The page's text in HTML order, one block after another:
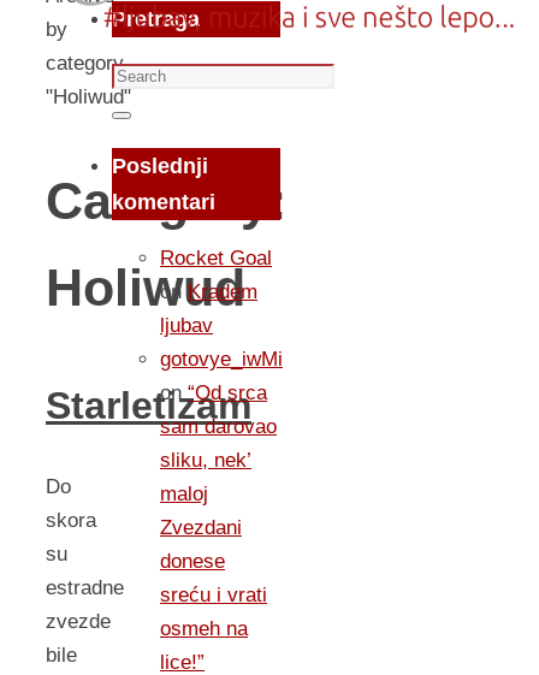
by
category
"Holiwud"
Category:
Holiwud
Starletizam
Do
skora
su
estradne
zvezde
bile
Pretraga
Search
for:
Search
Poslednji
komentari
Rocket Goal
onKradem
ljubav
gotovye_iwMi
on“Od srca
sam darovao
sliku, nek’
maloj
Zvezdani
donese
sreću i vrati
osmeh na
lice!”